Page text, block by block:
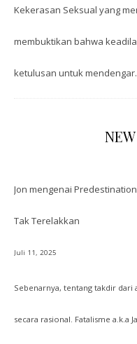
Kekerasan Seksual yang
membuktikan bahwa
ketulusan untuk mendengar.
Jon mengenai
Tak Terelakkan
Juli 11, 2025
Sebenarnya, tentang takdir dari
secara rasional. Fatalisme a.k.a